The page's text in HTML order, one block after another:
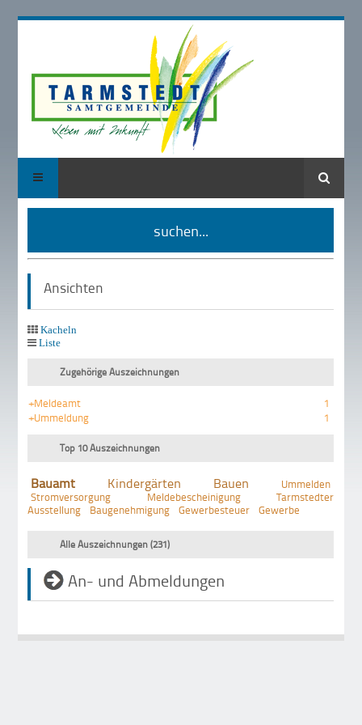
Suche
suchen...
Ansichten
Kacheln
Liste
Zugehörige Auszeichnungen
+Meldeamt
1
+Ummeldung
1
Top 10 Auszeichnungen
Bauamt Kindergärten Bauen
Ummelden
Stromversorgung
Meldebescheinigung
Tarmstedter
Ausstellung
Baugenehmigung Gewerbesteuer Gewerbe
Alle Auszeichnungen (231)
An- und Abmeldungen